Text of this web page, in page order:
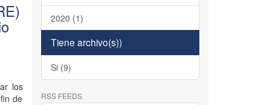
los
de
2020 (1)
Tiene archivo(s))
Si (9)
RSS FEEDS